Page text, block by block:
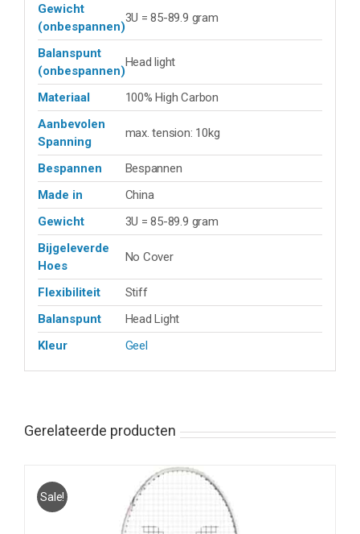
Gewicht
(onbespannen)
3U = 85-89.9 gram
Balanspunt
(onbespannen)
Head light
Materiaal
100% High Carbon
Aanbevolen
Spanning
max. tension: 10kg
Bespannen
Bespannen
Made in
China
Gewicht
3U = 85-89.9 gram
Bijgeleverde
Hoes
No Cover
Flexibiliteit
Stiff
Balanspunt
Head Light
Kleur
Geel
Gerelateerde producten
Sale!